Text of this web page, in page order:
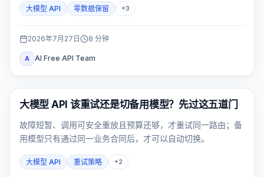
量。
大模型 API 零数据保留 +3
2026年7月27日 8 分钟
A AI Free API Team
API 指南
大模型 API 该重试还是切备用模型？先过这五道门
故障短暂、调用可安全重放且预算还够，才重试同一路由；备
用模型只有通过同一业务合同后，才可以自动切换。
大模型 API 重试策略 +2